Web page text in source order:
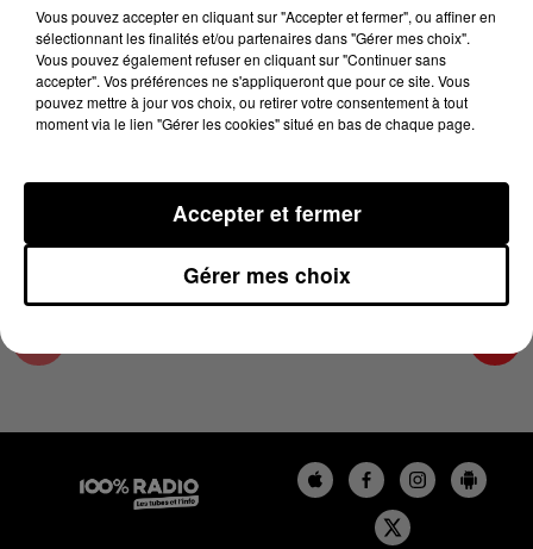
2 juin 2026 - 1 min 14 sec
L'AGENDA DE L'ARIEGE DU 02/06/2026 À
10H40
L'agenda de l'Ariege
Vous pouvez accepter en cliquant sur "Accepter et fermer", ou affiner en
sélectionnant les finalités et/ou partenaires dans "Gérer mes choix".
Vous pouvez également refuser en cliquant sur "Continuer sans
accepter". Vos préférences ne s'appliqueront que pour ce site. Vous
pouvez mettre à jour vos choix, ou retirer votre consentement à tout
moment via le lien "Gérer les cookies" situé en bas de chaque page.
Gérer mes choix
Accepter et fermer